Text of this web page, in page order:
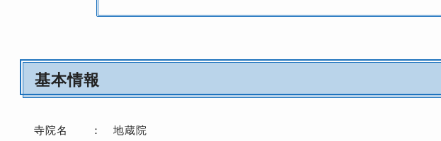
基本情報
寺院名 ： 地蔵院